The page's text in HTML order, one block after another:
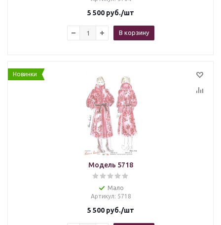
5 500 руб./шт
В корзину
Новинки
Модель 5718
Мало
Артикул: 5718
5 500 руб./шт